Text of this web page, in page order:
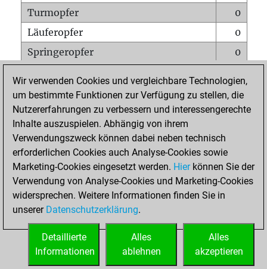
Turmopfer
0
Läuferopfer
0
Springeropfer
0
Matt auf vollem Brett
0
Bauer setzt Matt
0
Erstickte Matts
Unterverwandlungen
Türme auf der siebten
0
STARTSEITE
Wir verwenden Cookies und vergleichbare Technologien,
um bestimmte Funktionen zur Verfügung zu stellen, die
Nutzererfahrungen zu verbessern und interessengerechte
Inhalte auszuspielen. Abhängig von ihrem
Verwendungszweck können dabei neben technisch
erforderlichen Cookies auch Analyse-Cookies sowie
Marketing-Cookies eingesetzt werden. Hierkönnen Sie der
Verwendung von Analyse-Cookies und Marketing-Cookies
widersprechen. Weitere Informationen finden Sie in
unserer Datenschutzerklärung.
Alles
akzeptieren
Alles
ablehnen
Detaillierte
Informationen